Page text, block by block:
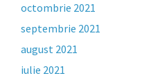
octombrie 2021
septembrie 2021
august 2021
iulie 2021